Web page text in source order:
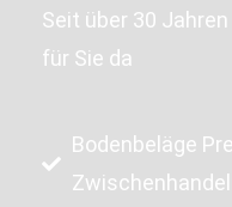
Seit über 30
für Sie da
Bodenbeläge
Zwischenhandel